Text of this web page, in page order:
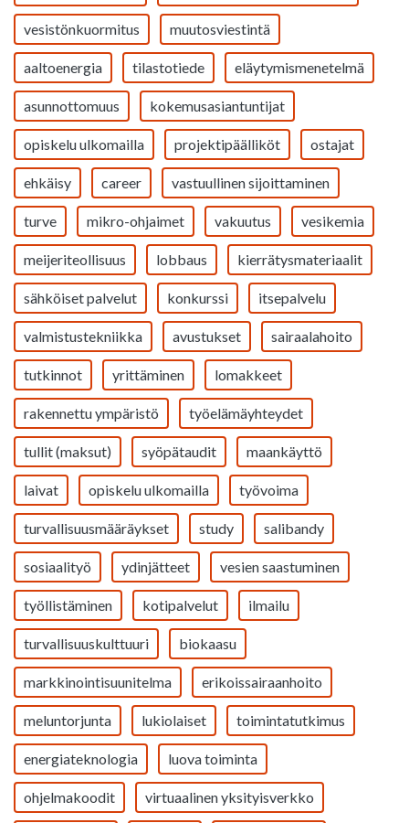
vesistönkuormitus muutosviestintä
aaltoenergia tilastotiede eläytymismenetelmä
asunnottomuus kokemusasiantuntijat
opiskelu ulkomailla projektipäälliköt ostajat
ehkäisy career vastuullinen sijoittaminen
turve mikro-ohjaimet vakuutus vesikemia
meijeriteollisuus lobbaus kierrätysmateriaalit
sähköiset palvelut konkurssi itsepalvelu
valmistustekniikka avustukset sairaalahoito
tutkinnot yrittäminen lomakkeet
rakennettu ympäristö työelämäyhteydet
tullit (maksut) syöpätaudit maankäyttö
laivat opiskelu ulkomailla työvoima
turvallisuusmääräykset study salibandy
sosiaalityö ydinjätteet vesien saastuminen
työllistäminen kotipalvelut ilmailu
turvallisuuskulttuuri biokaasu
markkinointisuunitelma erikoissairaanhoito
meluntorjunta lukiolaiset toimintatutkimus
energiateknologia luova toiminta
ohjelmakoodit virtuaalinen yksityisverkko